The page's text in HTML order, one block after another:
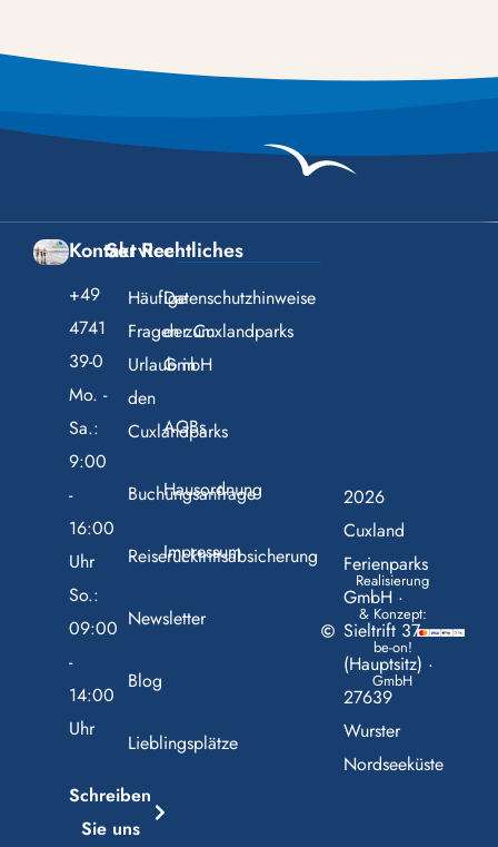
Kontakt
+49
4741
39-0
Mo. -
Sa.:
9:00
-
16:00
Uhr
So.:
09:00
-
14:00
Uhr
Schreiben
Sie uns
Service
Häufige
Fragen zum
Urlaub in
den
Cuxlandparks
Buchungsanfrage
Reiserücktrittsabsicherung
Newsletter
Blog
Lieblingsplätze
Rechtliches
Datenschutzhinweise
der Cuxlandparks
GmbH
AGBs
Hausordnung
Impressum
2026
Cuxland
Ferienparks
GmbH ·
Sieltrift 37
(Hauptsitz) ·
27639
Wurster
Nordseeküste
Realisierung
& Konzept:
be-on!
GmbH